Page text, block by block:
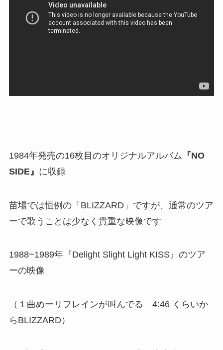
1984年発売の16枚目のオリジナルアルバム 『NO
SIDE』 に収録
苗場では恒例の「BLIZZARD」ですが、通常のツア
ーで歌うことは少なく貴重な映像です
1988~1989年『Delight Slight Light KISS』のツア
ーの映像
（１曲めーリフレインが叫んでる 4:46 くらいか
らBLIZZARD）